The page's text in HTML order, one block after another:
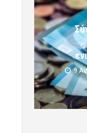
9